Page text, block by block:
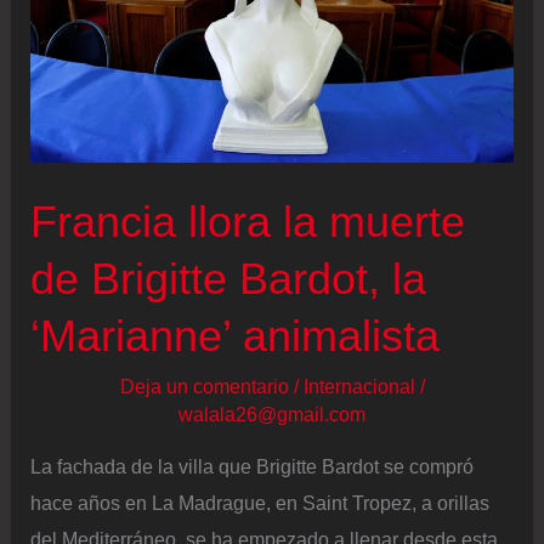
Francia llora la muerte
de Brigitte Bardot, la
‘Marianne’ animalista
Deja un comentario / Internacional /
walala26@gmail.com
La fachada de la villa que Brigitte Bardot se compró
hace años en La Madrague, en Saint Tropez, a orillas
del Mediterráneo, se ha empezado a llenar desde esta